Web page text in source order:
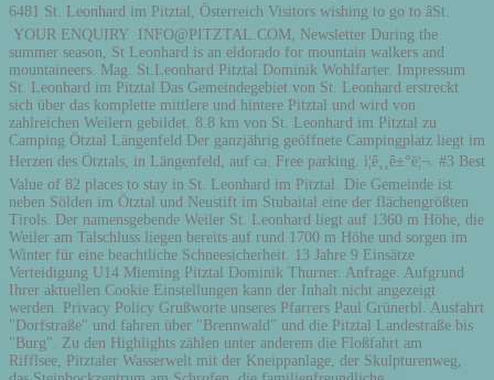
6481 St. Leonhard im Pitztal, Österreich Visitors wishing to go to âSt.
YOUR ENQUIRY INFO@PITZTAL.COM, Newsletter During the
summer season, St Leonhard is an eldorado for mountain walkers and
mountaineers. Mag. St.Leonhard Pitztal Dominik Wohlfarter. Impressum
St. Leonhard im Pitztal Das Gemeindegebiet von St. Leonhard erstreckt
sich über das komplette mittlere und hintere Pitztal und wird von
zahlreichen Weilern gebildet. 8.8 km von St. Leonhard im Pitztal zu
Camping Ötztal Längenfeld Der ganzjährig geöffnete Campingplatz liegt im
Herzen des Ötztals, in Längenfeld, auf ca. Free parking. ì¦ê¸¸ê±°ë¦¬. #3 Best
Value of 82 places to stay in St. Leonhard im Pitztal. Die Gemeinde ist
neben Sölden im Ötztal und Neustift im Stubaital eine der flächengrößten
Tirols. Der namensgebende Weiler St. Leonhard liegt auf 1360 m Höhe, die
Weiler am Talschluss liegen bereits auf rund 1700 m Höhe und sorgen im
Winter für eine beachtliche Schneesicherheit. 13 Jahre 9 Einsätze
Verteidigung U14 Mieming Pitztal Dominik Thurner. Anfrage. Aufgrund
Ihrer aktuellen Cookie Einstellungen kann der Inhalt nicht angezeigt
werden. Privacy Policy Grußworte unseres Pfarrers Paul Grünerbl. Ausfahrt
"Dorfstraße" und fahren über "Brennwald" und die Pitztal Landestraße bis
"Burg". Zu den Highlights zählen unter anderem die Floßfahrt am
Rifflsee, Pitztaler Wasserwelt mit der Kneippanlage, der Skulpturenweg,